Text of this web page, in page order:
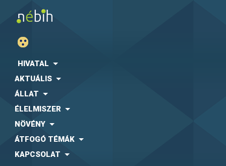
HIVATAL
AKTUÁLIS
ÁLLAT
ÉLELMISZER
NÖVÉNY
ÁTFOGÓ TÉMÁK
KAPCSOLAT